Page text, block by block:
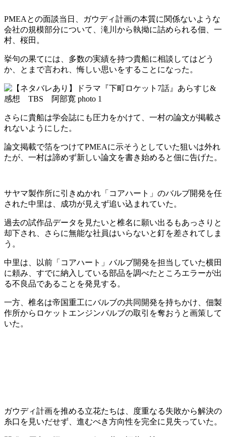
PMEAとの面談当日、ガウディ計画の本質に関係ないような
会社の規模部分について、滝川から執拗に詰められる佃、一
村、桜田。
挙句の果てには、多数の実績を持つ貴船に相談してはどう
か、とまで言われ、悔しい思いをすることになった。
さらに貴船は学会誌にも圧力をかけて、一村の論文が掲載さ
れないようにした。
論文掲載で箔をつけてPMEAに示そうとしていた狙いは外れ
たが、一村は諦めず新しい論文を書き始めると佃に告げた。
サヤマ製作所に引きぬかれ「コアハート」のバルブ開発を任
された中里は、成功が見えず追い込まれていた。
過去の試作品データを見たいと椎名に願い出るもあっさりと
却下され、さらに無能な社員はいらないと釘を差されてしま
う。
中里は、以前「コアハート」バルブ開発を担当していた横田
に頼み、すでに納入している部品を調べたところエラーが出
る不良品であることを発見する。
一方、椎名は帝国重工にバルブの共同開発を持ちかけ、佃製
作所からロケットエンジンバルブの取引を奪おうと画策して
いた。
ガウディ計画を推める立花たちは、度重なる失敗から解決の
糸口を見いだせず、進むべき方向性を完全に見失っていた。